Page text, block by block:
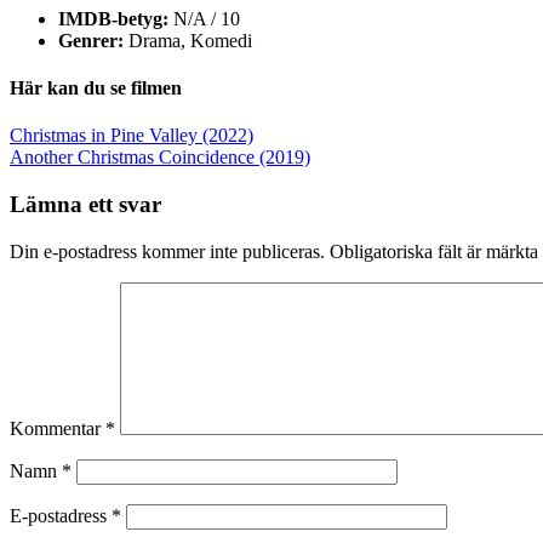
IMDB-betyg: N/A / 10
Genrer: Drama, Komedi
Här kan du se filmen
Inläggsnavigering
Christmas in Pine Valley (2022)
Another Christmas Coincidence (2019)
Lämna ett svar
Din e-postadress kommer inte publiceras. Obligatoriska fält är märkta
Kommentar *
Namn *
E-postadress *